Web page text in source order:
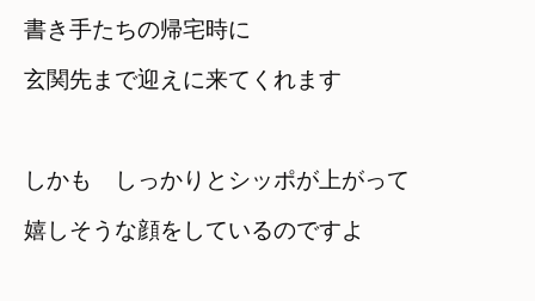
書き手たちの帰宅時に
玄関先まで迎えに来てくれます
しかも　しっかりとシッポが上がって
嬉しそうな顔をしているのですよ